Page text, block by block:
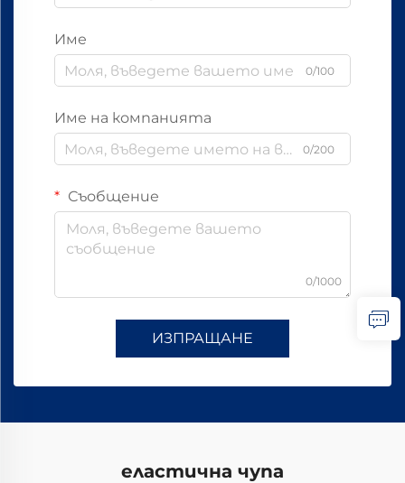
Име
0/100
Име на компанията
0/200
Съобщение
0/1000
ИЗПРАЩАНЕ
еластична чупа